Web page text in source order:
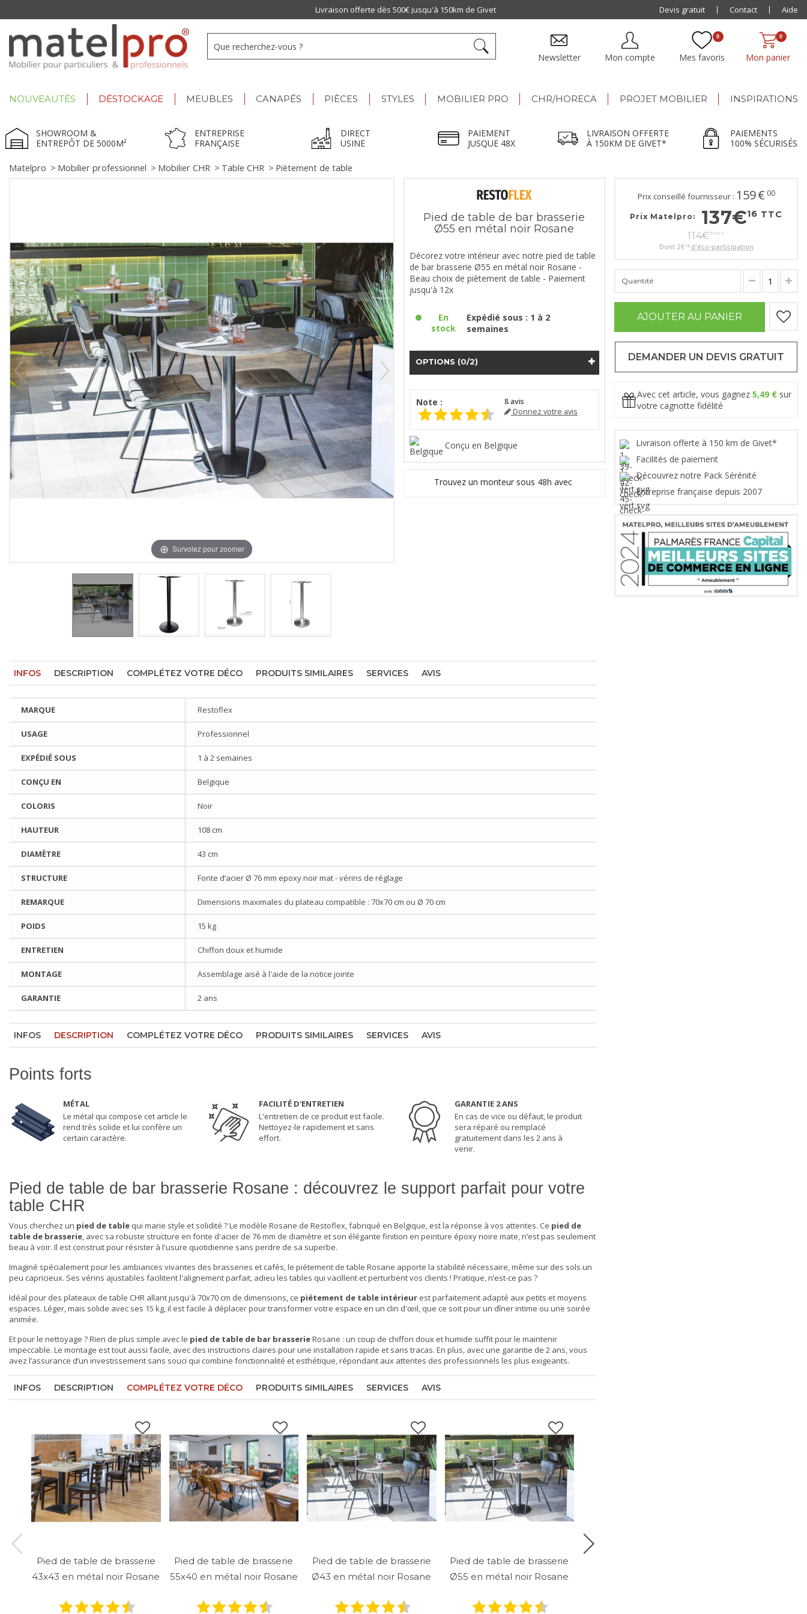
Mon panier
0
Mes favoris
0
Mon compte
Newsletter
NOUVEAUTÉS DÉSTOCKAGE MEUBLES CANAPÉS PIÈCES STYLES MOBILIER PRO CHR/HORECA PROJET MOBILIER INSPIRATIONS
SHOWROOM &
ENTREPÔT DE 5000M²
ENTREPRISE
FRANÇAISE
DIRECT
USINE
PAIEMENT
JUSQUE 48X
LIVRAISON OFFERTE
À 150KM DE GIVET*
PAIEMENTS
100% SÉCURISÉS
Matelpro > Mobilier professionnel > Mobilier CHR > Table CHR > Piètement de table
Survolez pour zoomer
Pied de table de bar brasserie
Ø55 en métal noir Rosane
Décorez votre intérieur avec notre pied de table
de bar brasserie Ø55 en métal noir Rosane -
Beau choix de piètement de table - Paiement
jusqu'à 12x
En
stock
Expédié sous : 1 à 2
semaines
OPTIONS (0/2)
Note : 8avis
Donnez votre avis
Conçu en Belgique
Trouvez un monteur sous 48h avec
INFOS DESCRIPTION COMPLÉTEZ VOTRE DÉCO PRODUITS SIMILAIRES SERVICES AVIS
MARQUE Restoflex
USAGE Professionnel
EXPÉDIÉ SOUS 1 à 2 semaines
CONÇU EN Belgique
COLORIS Noir
HAUTEUR 108 cm
DIAMÈTRE 43 cm
STRUCTURE Fonte d’acier Ø 76 mm epoxy noir mat - vérins de réglage
REMARQUE Dimensions maximales du plateau compatible : 70x70 cm ou Ø 70 cm
POIDS 15 kg
ENTRETIEN Chiffon doux et humide
MONTAGE Assemblage aisé à l'aide de la notice jointe
GARANTIE 2 ans
INFOS DESCRIPTION COMPLÉTEZ VOTRE DÉCO PRODUITS SIMILAIRES SERVICES AVIS
Points forts
MÉTAL
Le métal qui compose cet article le
rend très solide et lui confère un
certain caractère.
FACILITÉ D'ENTRETIEN
L'entretien de ce produit est facile.
Nettoyez-le rapidement et sans
effort.
GARANTIE 2 ANS
En cas de vice ou défaut, le produit
sera réparé ou remplacé
gratuitement dans les 2 ans à
venir.
Pied de table de bar brasserie Rosane : découvrez le support parfait pour votre
table CHR
Vous cherchez un pied de table qui marie style et solidité ? Le modèle Rosane de Restoflex, fabriqué en Belgique, est la réponse à vos attentes. Ce pied de
table de brasserie, avec sa robuste structure en fonte d'acier de 76 mm de diamètre et son élégante finition en peinture époxy noire mate, n’est pas seulement
beau à voir. Il est construit pour résister à l'usure quotidienne sans perdre de sa superbe.
Imaginé spécialement pour les ambiances vivantes des brasseries et cafés, le piétement de table Rosane apporte la stabilité nécessaire, même sur des sols un
peu capricieux. Ses vérins ajustables facilitent l'alignement parfait, adieu les tables qui vacillent et perturbent vos clients ! Pratique, n’est-ce pas ?
Idéal pour des plateaux de table CHR allant jusqu'à 70x70 cm de dimensions, ce piétement de table intérieur est parfaitement adapté aux petits et moyens
espaces. Léger, mais solide avec ses 15 kg, il est facile à déplacer pour transformer votre espace en un clin d'œil, que ce soit pour un dîner intime ou une soirée
animée.
Et pour le nettoyage ? Rien de plus simple avec le pied de table de bar brasserieRosane : un coup de chiffon doux et humide suffit pour le maintenir
impeccable. Le montage est tout aussi facile, avec des instructions claires pour une installation rapide et sans tracas. En plus, avec une garantie de 2 ans, vous
avez l’assurance d’un investissement sans souci qui combine fonctionnalité et esthétique, répondant aux attentes des professionnels les plus exigeants.
INFOS DESCRIPTION COMPLÉTEZ VOTRE DÉCO PRODUITS SIMILAIRES SERVICES AVIS
Pied de table de brasserie
43x43 en métal noir Rosane
Pied de table de brasserie
55x40 en métal noir Rosane
Pied de table de brasserie
Ø43 en métal noir Rosane
Pied de table de brasserie
Ø55 en métal noir Rosane
Prix conseillé fournisseur : 159€ 00
Prix Matelpro: 137€16 TTC
114€30 HT
Dont 2€ 16 d'éco-participation
Quantité
AJOUTER AU PANIER
DEMANDER UN DEVIS GRATUIT
Avec cet article, vous gagnez 5,49 € sur
votre cagnotte fidélité
Livraison offerte à 150 km de Givet*
Facilités de paiement
Découvrez notre Pack Sérénité
Entreprise française depuis 2007
Livraison offerte dès 500€ jusqu'à 150km de Givet Showroom & entrepôt de 5000 m²
Devis gratuit Contact Aide